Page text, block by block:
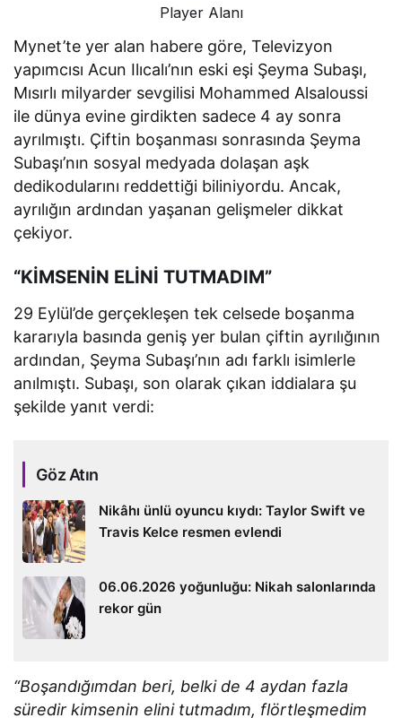
Player Alanı
Mynet’te yer alan habere göre, Televizyon
yapımcısı Acun Ilıcalı’nın eski eşi Şeyma Subaşı,
Mısırlı milyarder sevgilisi Mohammed Alsaloussi
ile dünya evine girdikten sadece 4 ay sonra
ayrılmıştı. Çiftin boşanması sonrasında Şeyma
Subaşı’nın sosyal medyada dolaşan aşk
dedikodularını reddettiği biliniyordu. Ancak,
ayrılığın ardından yaşanan gelişmeler dikkat
çekiyor.
“KİMSENİN ELİNİ TUTMADIM”
29 Eylül’de gerçekleşen tek celsede boşanma
kararıyla basında geniş yer bulan çiftin ayrılığının
ardından, Şeyma Subaşı’nın adı farklı isimlerle
anılmıştı. Subaşı, son olarak çıkan iddialara şu
şekilde yanıt verdi:
Göz Atın
Nikâhı ünlü oyuncu kıydı: Taylor Swift ve
Travis Kelce resmen evlendi
06.06.2026 yoğunluğu: Nikah salonlarında
rekor gün
“Boşandığımdan beri, belki de 4 aydan fazla
süredir kimsenin elini tutmadım, flörtleşmedim